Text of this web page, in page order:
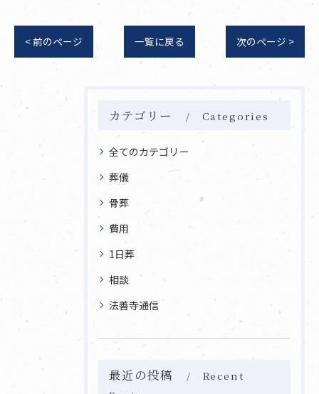
< 前のページ 一覧に戻る 次のページ >
カテゴリー Categories
全てのカテゴリー
葬儀
骨葬
費用
1日葬
相談
法善寺通信
最近の投稿
Recent